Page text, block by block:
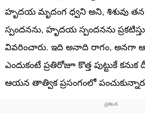
హృదయ మృదంగ ధ్వని అని, శిశువు
స్పందనను, హృదయ స్పందనను
వివరించారు. ఇది అనాది రాగం, అనగా
ఎందుకంటే ప్రతిరోజూ కొత్త పుట్టుకే
ఆయన తాత్విక ప్రసంగంలో